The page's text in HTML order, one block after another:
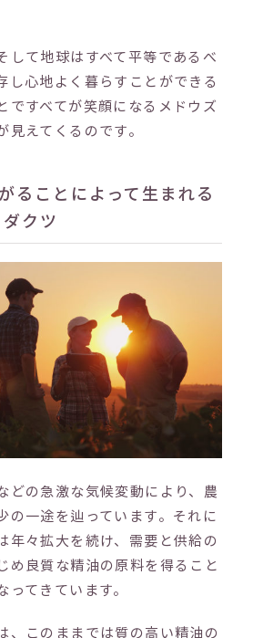
して地球はすべて平等であるべ
し心地よく暮らすことができる
ですべてが笑顔になるメドウズ
えてくるのです。
ることによって生まれる
クツ
どの急激な気候変動により、農
の一途を辿っています。それに
年々拡大を続け、需要と供給の
め良質な精油の原料を得ること
てきています。
、このままでは質の高い精油の